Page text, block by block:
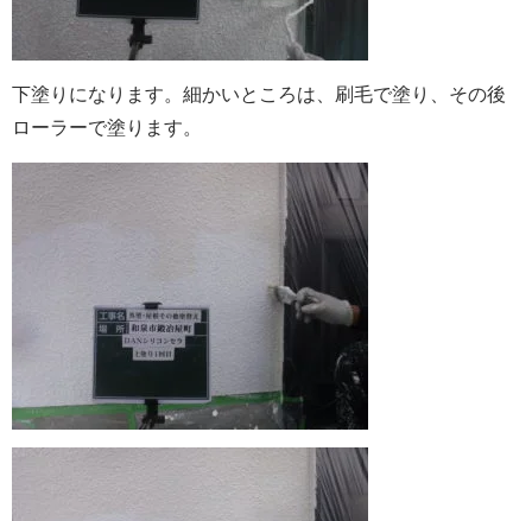
下塗りになります。細かいところは、刷毛で塗り、その後
ローラーで塗ります。